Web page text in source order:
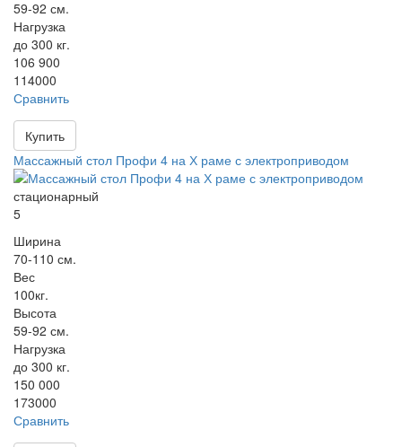
59-92 см.
Нагрузка
до 300 кг.
106 900
114000
Сравнить
Купить
Массажный стол Профи 4 на Х раме с электроприводом
стационарный
5
Ширина
70-110 см.
Вес
100кг.
Высота
59-92 см.
Нагрузка
до 300 кг.
150 000
173000
Сравнить